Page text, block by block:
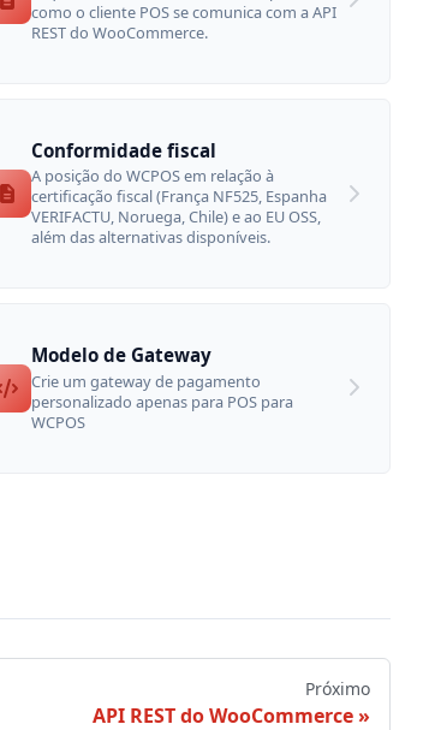
como o cliente POS se comunica com a API
REST do WooCommerce.
Conformidade fiscal
A posição do WCPOS em relação à
certificação fiscal (França NF525, Espanha
VERIFACTU, Noruega, Chile) e ao EU OSS,
além das alternativas disponíveis.
Modelo de Gateway
Crie um gateway de pagamento
personalizado apenas para POS para
WCPOS
Próximo
API REST do WooCommerce